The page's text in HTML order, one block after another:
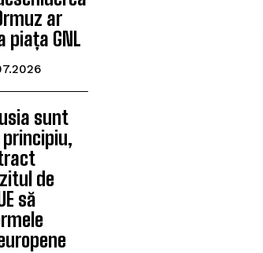
ar
piața GNL
sunt
de
să